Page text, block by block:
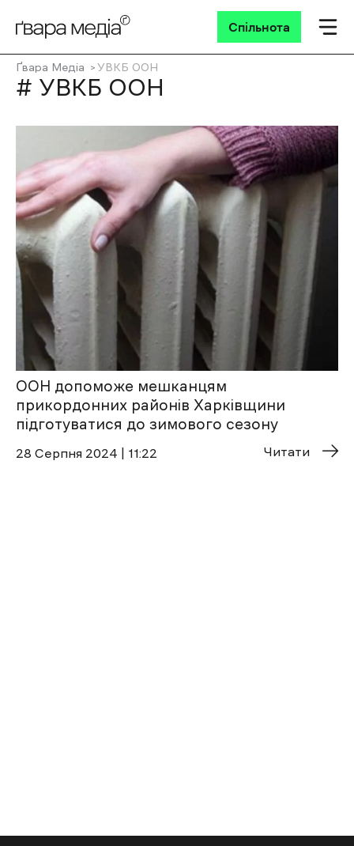
Спільнота
Ґвара Медіа УВКБ ООН
# УВКБ ООН
ООН допоможе мешканцям
прикордонних районів Харківщини
підготуватися до зимового сезону
28 Cерпня 2024 | 11:22 Читати